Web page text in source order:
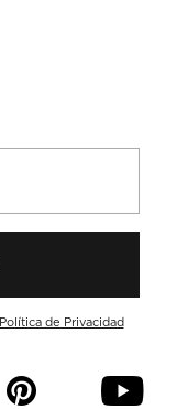
Política de Privacidad
p y